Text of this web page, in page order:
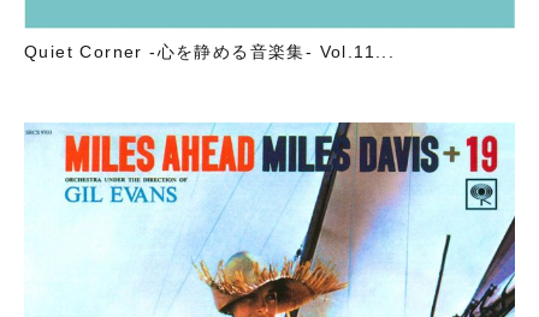
Quiet Corner -心を静める音楽集- Vol.11...